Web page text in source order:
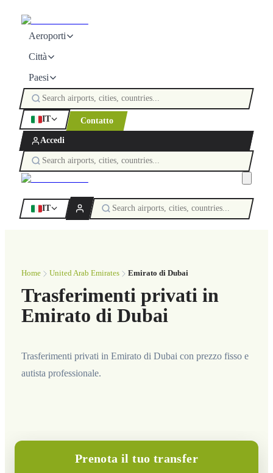
Aeroporti
Città
Paesi
IT Contatto
Accedi
IT
Home United Arab Emirates Emirato di Dubai
Trasferimenti privati in
Emirato di Dubai
Trasferimenti privati in Emirato di Dubai con prezzo fisso e
autista professionale.
Prenota il tuo transfer